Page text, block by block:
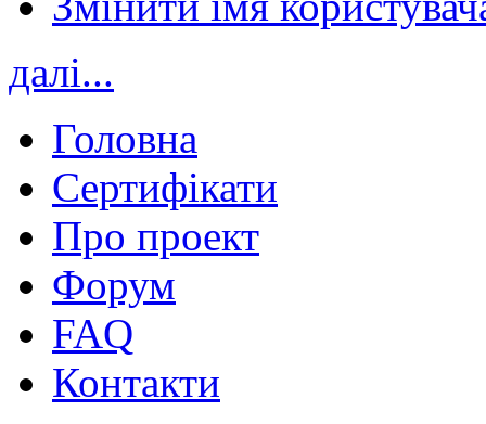
далі...
Головна
Сертифікати
Про проект
Форум
FAQ
Контакти